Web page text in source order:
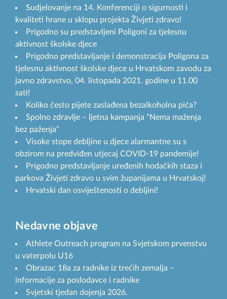
Sudjelovanje na 14. Konferenciji o sigurnosti i
kvaliteti hrane u sklopu projekta Živjeti zdravo!
Prigodno su predstavljeni Poligoni za tjelesnu
aktivnost školske djece
Prigodno predstavljanje i demonstracija Poligona za
tjelesnu aktivnost školske djece u Hrvatskom zavodu za
javno zdravstvo, 04. listopada 2021. godine u 11.00
sati!
Koliko često pijete zaslađena bezalkoholna pića?
Spolno zdravlje – ljetna kampanja “Nema maženja
bez paženja”
Visoke stope debljine u djece alarmantne su s
obzirom na predviđen utjecaj COVID-19 pandemije!
Prigodno predstavljanje uređenih hodačkih staza i
parkova Živjeti zdravo u svim županijama u Hrvatskoj!
Hrvatski dan osviještenosti o debljini!
Nedavne objave
Athlete Outreach program na Svjetskom prvenstvu
u vaterpolu U16
Obrazac 18a za radnike iz trećih zemalja –
informacije za poslodavce i radnike
Svjetski tjedan dojenja 2026.